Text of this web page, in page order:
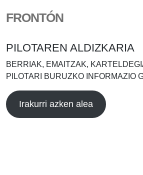
FRONTÓN
PILOTAREN ALDIZKARIA
BERRIAK, EMAITZAK,
PILOTARI BURUZKO INFORMAZIO
Irakurri azken alea